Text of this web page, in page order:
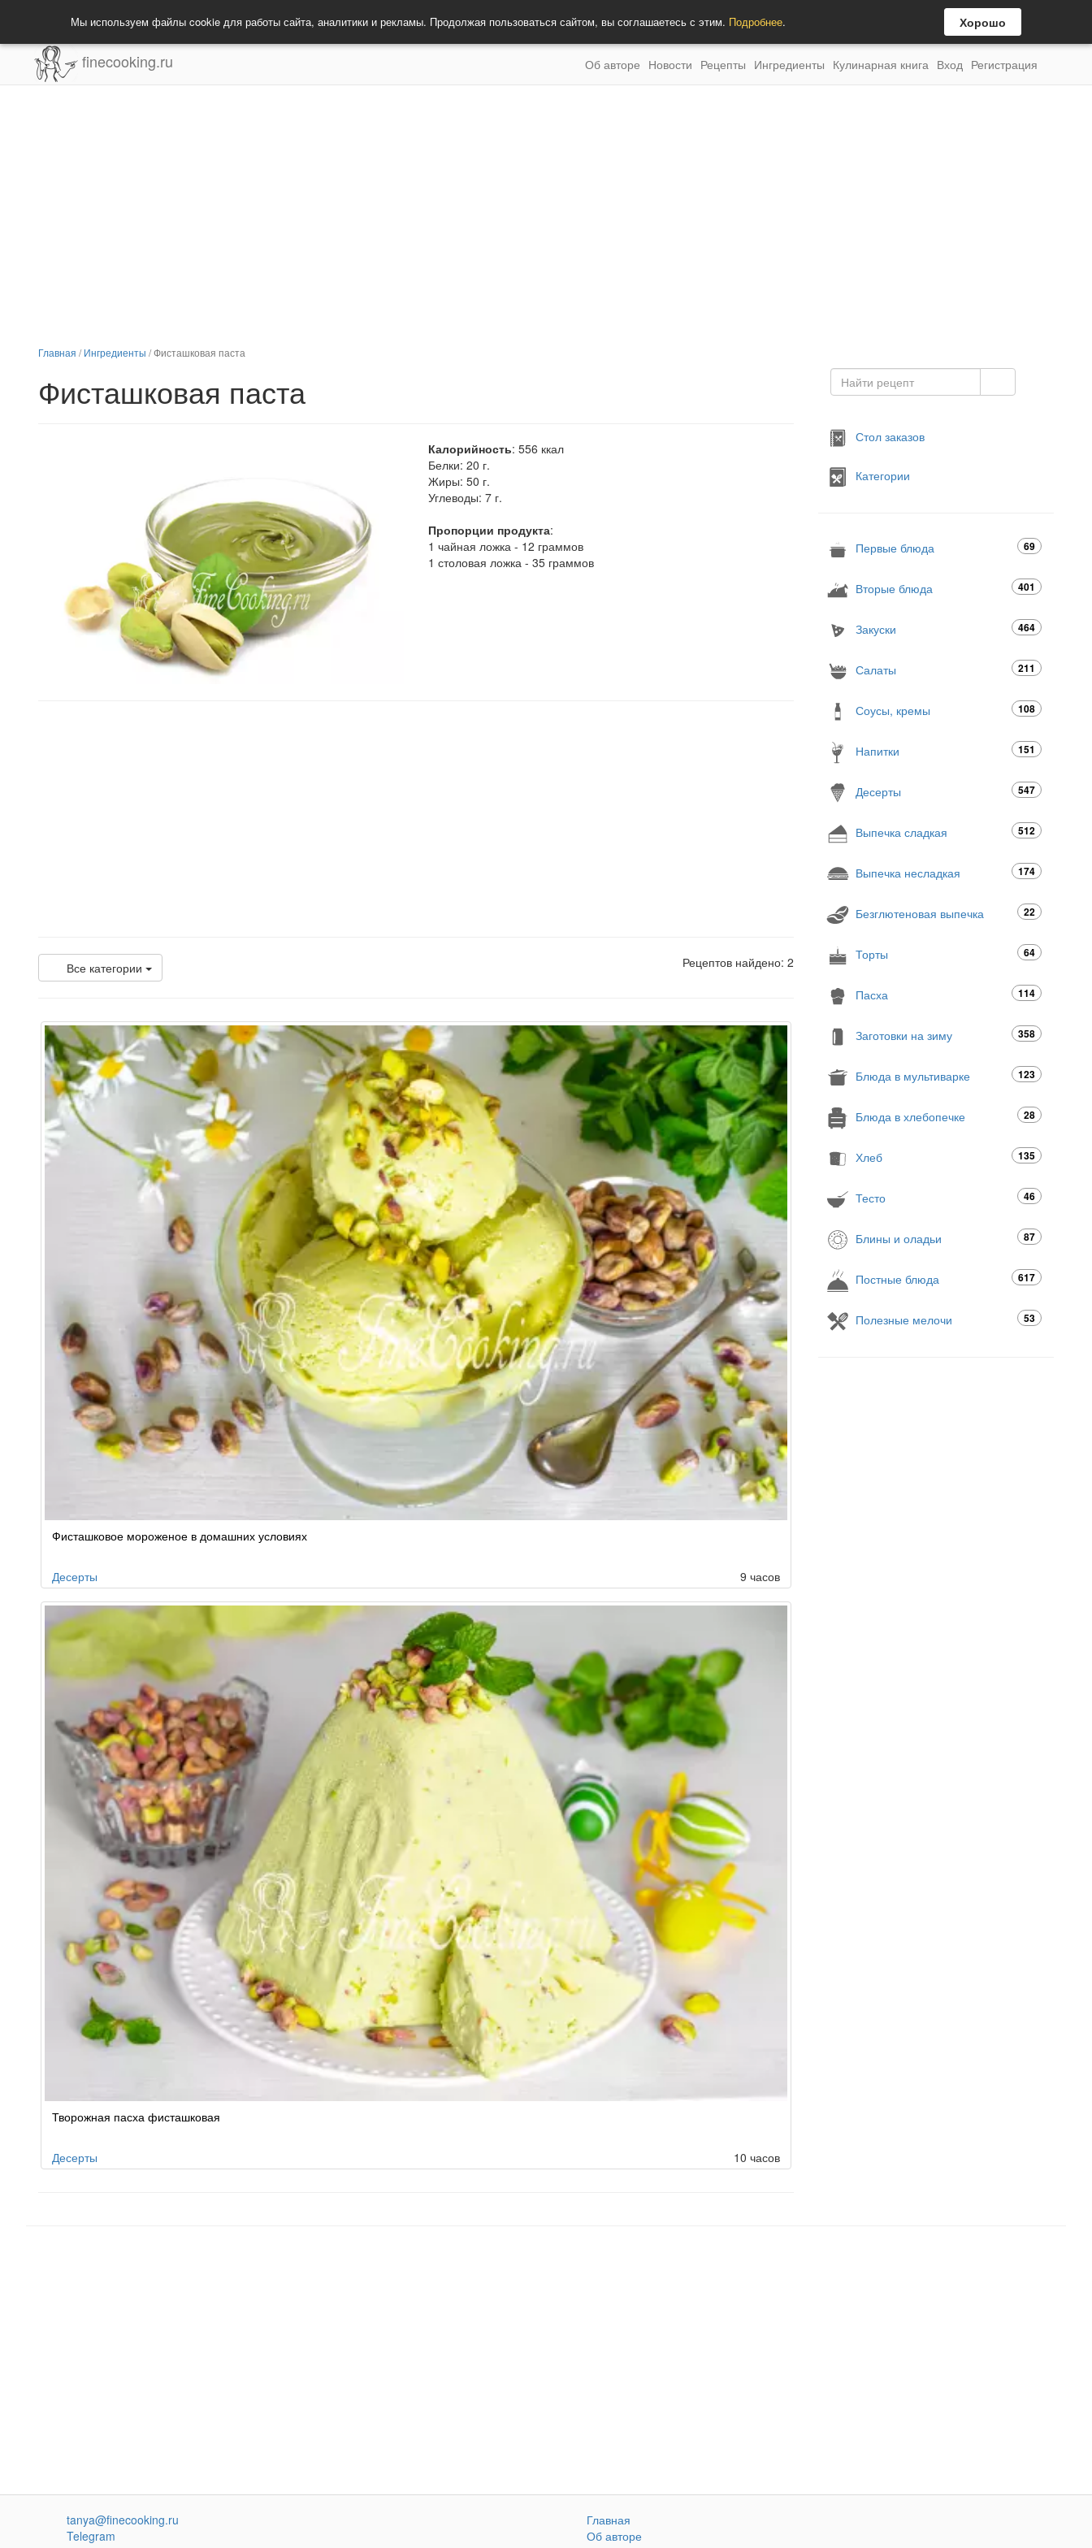
Мы используем файлы cookie для работы сайта, аналитики и рекламы. Продолжая пользоваться сайтом, вы соглашаетесь с этим. Подробнее. Хорошо
finecooking.ru Об авторе Новости Рецепты Ингредиенты Кулинарная книга Вход Регистрация
Главная /Ингредиенты /Фисташковая паста
Фисташковая паста
Калорийность: 556 ккал
Белки: 20 г.
Жиры: 50 г.
Углеводы: 7 г.
Пропорции продукта:
1 чайная ложка - 12 граммов
1 столовая ложка - 35 граммов
Все категории Рецептов найдено: 2
Фисташковое мороженое в домашних условиях
Десерты 9 часов
Творожная пасха фисташковая
Десерты 10 часов
Стол заказов
Категории
Первые блюда 69
Вторые блюда 401
Закуски 464
Салаты 211
Соусы, кремы 108
Напитки 151
Десерты 547
Выпечка сладкая 512
Выпечка несладкая 174
Безглютеновая выпечка 22
Торты 64
Пасха 114
Заготовки на зиму 358
Блюда в мультиварке 123
Блюда в хлебопечке 28
Хлеб 135
Тесто 46
Блины и оладьи 87
Постные блюда 617
Полезные мелочи 53
tanya@finecooking.ru
Telegram
Главная
Об авторе